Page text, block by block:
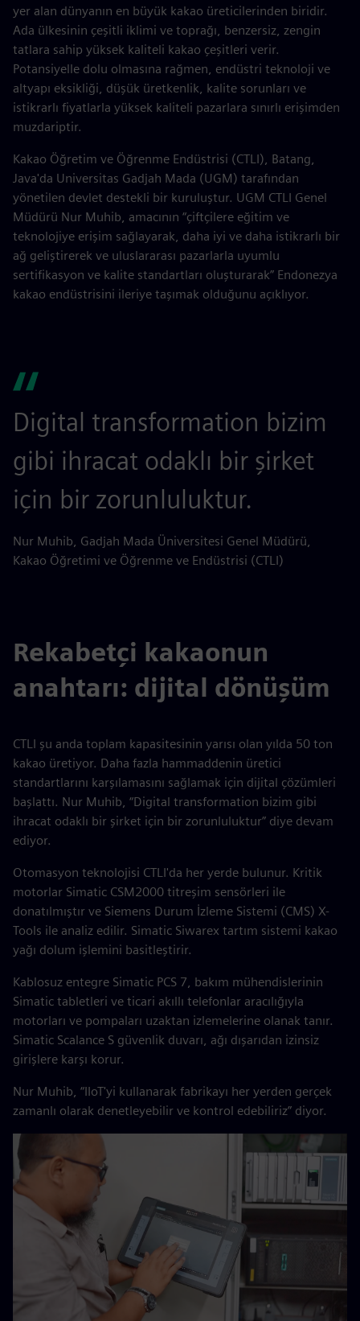
yer alan dünyanın en büyük kakao üreticilerinden biridir.
Ada ülkesinin çeşitli iklimi ve toprağı, benzersiz, zengin
tatlara sahip yüksek kaliteli kakao çeşitleri verir.
Potansiyelle dolu olmasına rağmen, endüstri teknoloji ve
altyapı eksikliği, düşük üretkenlik, kalite sorunları ve
istikrarlı fiyatlarla yüksek kaliteli pazarlara sınırlı erişimden
muzdariptir.
Kakao Öğretim ve Öğrenme Endüstrisi (CTLI), Batang,
Java'da Universitas Gadjah Mada (UGM) tarafından
yönetilen devlet destekli bir kuruluştur. UGM CTLI Genel
Müdürü Nur Muhib, amacının “çiftçilere eğitim ve
teknolojiye erişim sağlayarak, daha iyi ve daha istikrarlı bir
ağ geliştirerek ve uluslararası pazarlarla uyumlu
sertifikasyon ve kalite standartları oluşturarak” Endonezya
kakao endüstrisini ileriye taşımak olduğunu açıklıyor.
Digital transformation bizim
gibi ihracat odaklı bir şirket
için bir zorunluluktur.
Nur Muhib, Gadjah Mada Üniversitesi Genel Müdürü,
Kakao Öğretimi ve Öğrenme ve Endüstrisi (CTLI)
Rekabetçi kakaonun
anahtarı: dijital dönüşüm
CTLI şu anda toplam kapasitesinin yarısı olan yılda 50 ton
kakao üretiyor. Daha fazla hammaddenin üretici
standartlarını karşılamasını sağlamak için dijital çözümleri
başlattı. Nur Muhib, “Digital transformation bizim gibi
ihracat odaklı bir şirket için bir zorunluluktur” diye devam
ediyor.
Otomasyon teknolojisi CTLI'da her yerde bulunur. Kritik
motorlar Simatic CSM2000 titreşim sensörleri ile
donatılmıştır ve Siemens Durum İzleme Sistemi (CMS) X-
Tools ile analiz edilir. Simatic Siwarex tartım sistemi kakao
yağı dolum işlemini basitleştirir.
Kablosuz entegre Simatic PCS 7, bakım mühendislerinin
Simatic tabletleri ve ticari akıllı telefonlar aracılığıyla
motorları ve pompaları uzaktan izlemelerine olanak tanır.
Simatic Scalance S güvenlik duvarı, ağı dışarıdan izinsiz
girişlere karşı korur.
Nur Muhib, “IIoT'yi kullanarak fabrikayı her yerden gerçek
zamanlı olarak denetleyebilir ve kontrol edebiliriz” diyor.